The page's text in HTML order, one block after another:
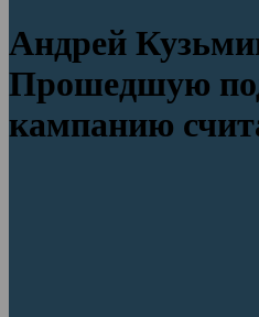
Андрей
Прошедшую
кампанию